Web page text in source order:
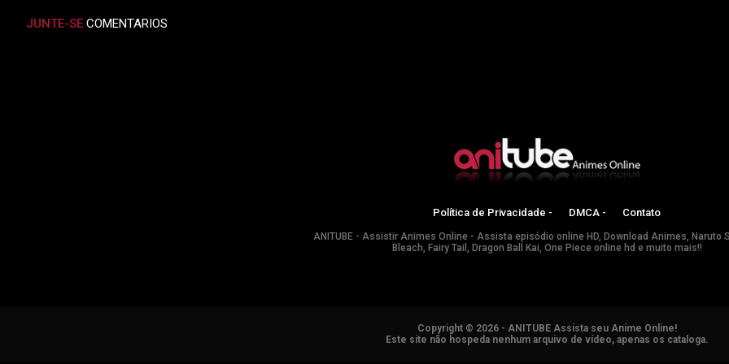
JUNTE-SE COMENTARIOS
Política de Privacidade - DMCA - Contato
ANITUBE - Assistir Animes Online - Assista episódio online HD, Download Animes, Naruto
Bleach, Fairy Tail, Dragon Ball Kai, One Piece online hd e muito mais!!
Copyright © 2026 - ANITUBE Assista seu Anime Online!
Este site não hospeda nenhum arquivo de vídeo, apenas os cataloga.